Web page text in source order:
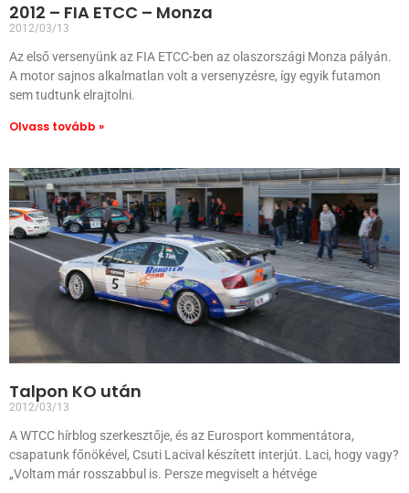
2012 – FIA ETCC – Monza
2012/03/13
Az első versenyünk az FIA ETCC-ben az olaszországi Monza pályán.
A motor sajnos alkalmatlan volt a versenyzésre, így egyik futamon
sem tudtunk elrajtolni.
Olvass tovább »
Talpon KO után
2012/03/13
A WTCC hírblog szerkesztője, és az Eurosport kommentátora,
csapatunk főnökével, Csuti Lacival készített interjút. Laci, hogy vagy?
„Voltam már rosszabbul is. Persze megviselt a hétvége